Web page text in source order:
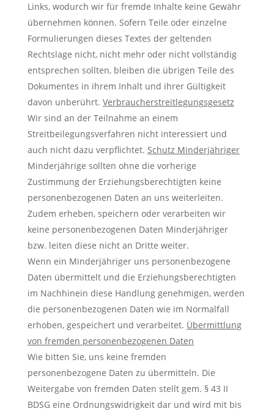
Links, wodurch wir für fremde Inhalte keine Gewähr
übernehmen können. Sofern Teile oder einzelne
Formulierungen dieses Textes der geltenden
Rechtslage nicht, nicht mehr oder nicht vollständig
entsprechen sollten, bleiben die übrigen Teile des
Dokumentes in ihrem Inhalt und ihrer Gültigkeit
davon unberührt. Verbraucherstreitlegungsgesetz
Wir sind an der Teilnahme an einem
Streitbeilegungsverfahren nicht interessiert und
auch nicht dazu verpflichtet. Schutz Minderjähriger
Minderjährige sollten ohne die vorherige
Zustimmung der Erziehungsberechtigten keine
personenbezogenen Daten an uns weiterleiten.
Zudem erheben, speichern oder verarbeiten wir
keine personenbezogenen Daten Minderjähriger
bzw. leiten diese nicht an Dritte weiter.
Wenn ein Minderjähriger uns personenbezogene
Daten übermittelt und die Erziehungsberechtigten
im Nachhinein diese Handlung genehmigen, werden
die personenbezogenen Daten wie im Normalfall
erhoben, gespeichert und verarbeitet. Übermittlung
von fremden personenbezogenen Daten
Wie bitten Sie, uns keine fremden
personenbezogene Daten zu übermitteln. Die
Weitergabe von fremden Daten stellt gem. § 43 II
BDSG eine Ordnungswidrigkeit dar und wird mit bis